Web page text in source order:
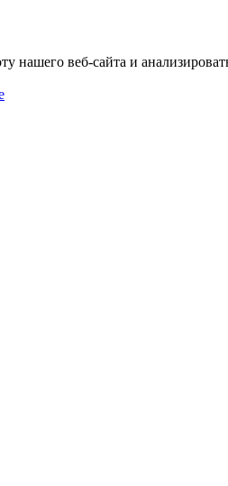
веб-сайта и